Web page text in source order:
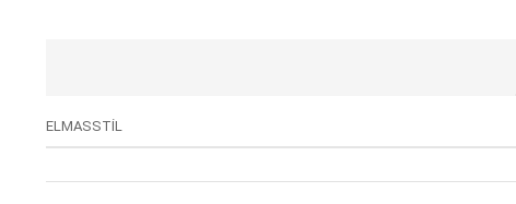
ELMASSTİL